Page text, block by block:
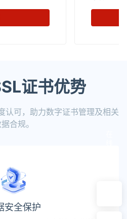
证书优势
认可，助力数字证书管理及相关
合规。
安全保护